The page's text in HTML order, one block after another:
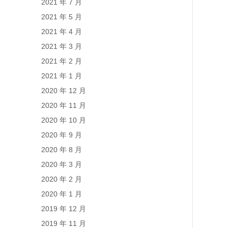
2021 年 7 月
2021 年 5 月
2021 年 4 月
2021 年 3 月
2021 年 2 月
2021 年 1 月
2020 年 12 月
2020 年 11 月
2020 年 10 月
2020 年 9 月
2020 年 8 月
2020 年 3 月
2020 年 2 月
2020 年 1 月
2019 年 12 月
2019 年 11 月